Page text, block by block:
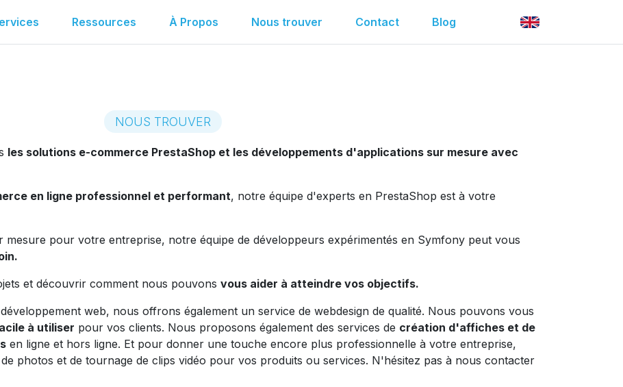
Ressources À Propos Nous trouver Contact Blog
NOUS TROUVER
les solutions e-commerce PrestaShop et les développements d'applications sur mesure avec
en ligne professionnel et performant, notre équipe d'experts en PrestaShop est à votre
mesure pour votre entreprise, notre équipe de développeurs expérimentés en Symfony peut vous
et découvrir comment nous pouvons vous aider à atteindre vos objectifs.
web, nous offrons également un service de webdesign de qualité. Nous pouvons vous
à utiliser pour vos clients. Nous proposons également des services de création d'affiches et de
en ligne et hors ligne. Et pour donner une touche encore plus professionnelle à votre entreprise,
photos et de tournage de clips vidéo pour vos produits ou services. N'hésitez pas à nous contacter